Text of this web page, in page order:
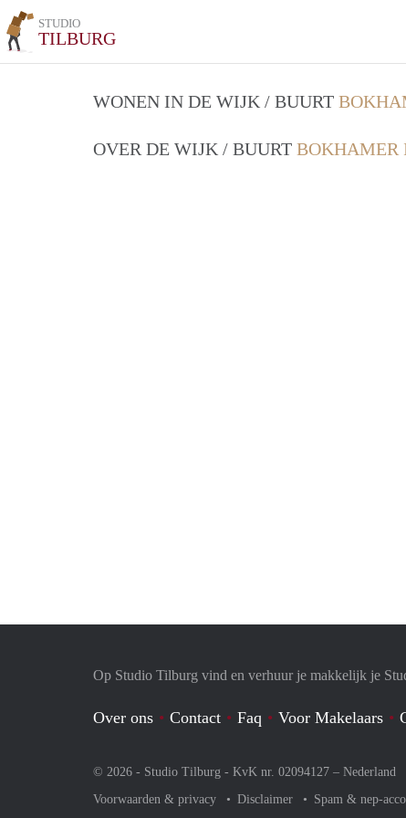
STUDIO
TILBURG
WONEN IN DE WIJK / BUURT
OVER DE WIJK / BUURT BOKHAMER
Op Studio Tilburg vind en verhuur je makkelijk je
Over ons Contact Faq Voor Makelaars
© 2026 - Studio Tilburg - KvK nr. 02094127 – Nederland
Voorwaarden & privacy
Disclaimer Spam & nep-